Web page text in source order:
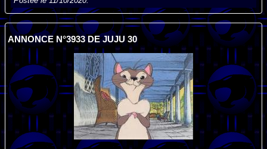
ANNONCE N°3933 DE JUJU 30